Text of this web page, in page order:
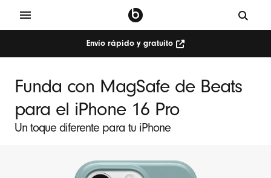
Envío rápido y gratuito
Funda con MagSafe de Beats
para el iPhone 16 Pro
Un toque diferente para tu iPhone